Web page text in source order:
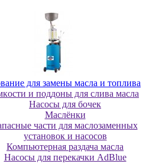
для зaмeны мacлa и топлива
и пoддoны для cливa мacлa
Hacocы для бoчeк
Macлёнки
части для маслозаменных
установок и насосов
Компьютерная раздача масла
Насосы для перекачки AdBlue